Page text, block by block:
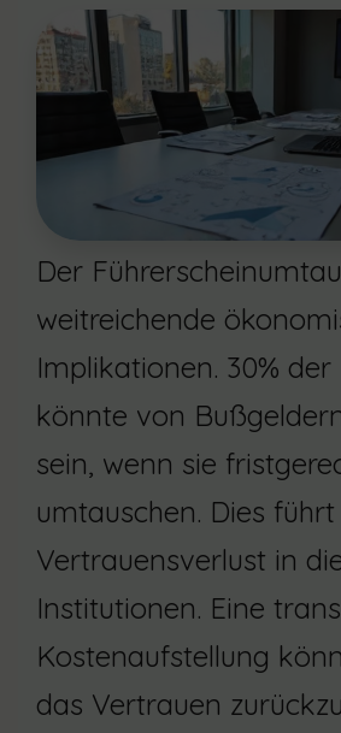
Der
weitreichende
Implikationen. 30%
könnte von
sein, wenn sie
umtauschen. Dies
Vertrauensverlust in
Institutionen. Eine
Kostenaufstellung
das Vertrauen